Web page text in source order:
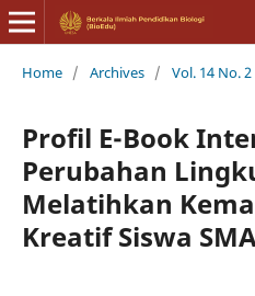
Home / Archives / Vol. 14 No.
Profil E-Book
Perubahan
Melatihkan
Kreatif Siswa